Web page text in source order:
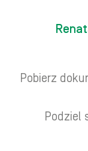
Pobierz
Podziel